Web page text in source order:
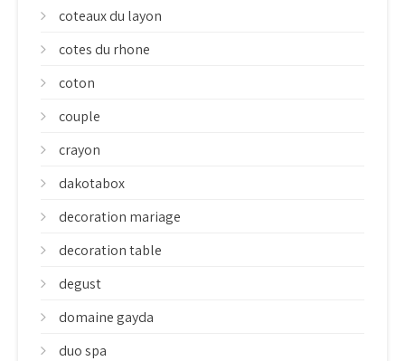
coteaux du layon
cotes du rhone
coton
couple
crayon
dakotabox
decoration mariage
decoration table
degust
domaine gayda
duo spa